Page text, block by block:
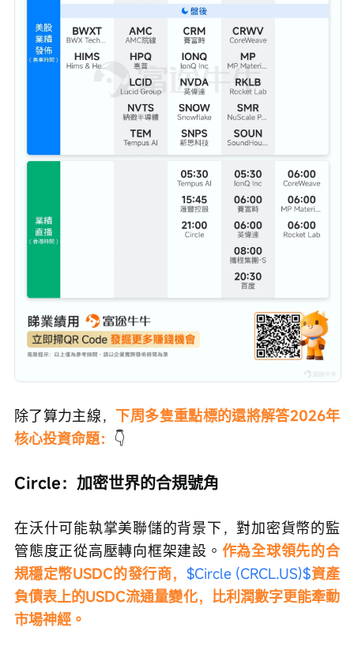
除了算力主線， 下周多隻重點標的還將解答2026年
核心投資命題： 👇
Circle：加密世界的合規號角
在沃什可能執掌美聯儲的背景下，對加密貨幣的監
管態度正從高壓轉向框架建設。 作為全球領先的合
規穩定幣USDC的發行商， $Circle (CRCL.US)$資產
負債表上的USDC流通量變化，比利潤數字更能牽動
市場神經。